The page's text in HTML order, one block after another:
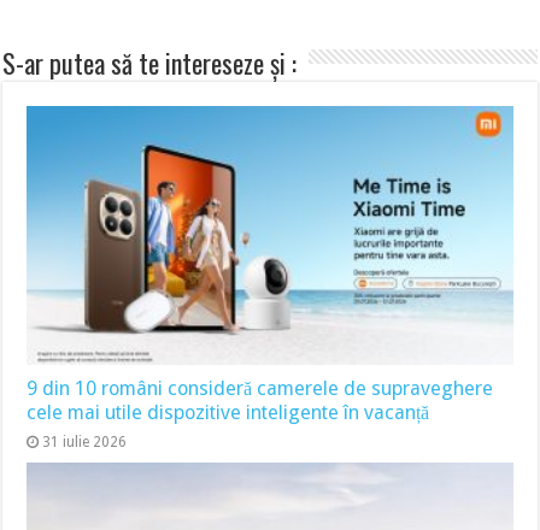
S-ar putea să te intereseze și :
9 din 10 români consideră camerele de supraveghere
cele mai utile dispozitive inteligente în vacanță
31 iulie 2026